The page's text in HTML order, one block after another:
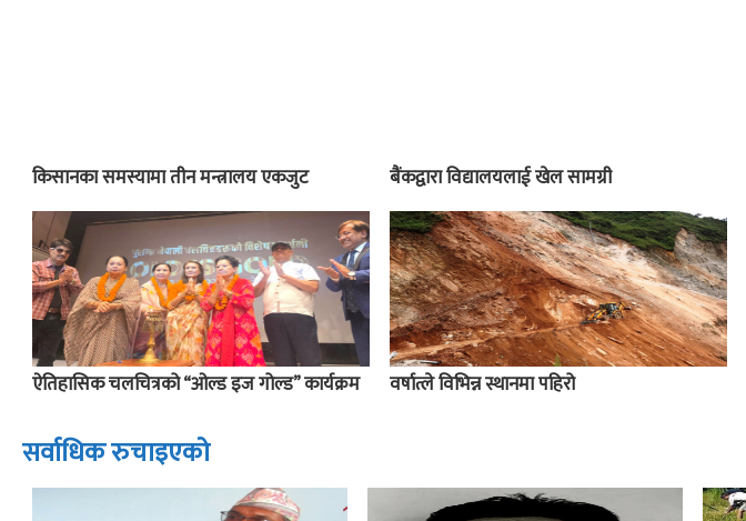
किसानका समस्यामा तीन मन्त्रालय एकजुट बैंकद्वारा विद्यालयलाई खेल सामग्री
ऐतिहासिक चलचित्रको “ओल्ड इज गोल्ड” कार्यक्रम वर्षात्ले विभिन्न स्थानमा पहिरो
सर्वाधिक रुचाइएको